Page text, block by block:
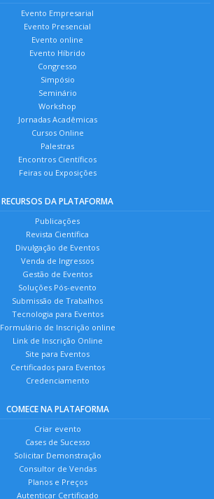
Evento Empresarial
Evento Presencial
Evento online
Evento Híbrido
Congresso
Simpósio
Seminário
Workshop
Jornadas Acadêmicas
Cursos Online
Palestras
Encontros Científicos
Feiras ou Exposições
RECURSOS DA PLATAFORMA
Publicações
Revista Científica
Divulgação de Eventos
Venda de Ingressos
Gestão de Eventos
Soluções Pós-evento
Submissão de Trabalhos
Tecnologia para Eventos
Formulário de Inscrição online
Link de Inscrição Online
Site para Eventos
Certificados para Eventos
Credenciamento
COMECE NA PLATAFORMA
Criar evento
Cases de Sucesso
Solicitar Demonstração
Consultor de Vendas
Planos e Preços
Autenticar Certificado